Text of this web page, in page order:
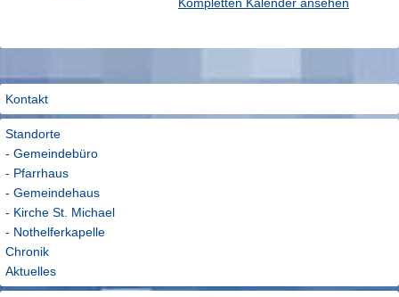
Kompletten Kalender ansehen
Kontakt
Standorte
- Gemeindebüro
- Pfarrhaus
- Gemeindehaus
- Kirche St. Michael
- Nothelferkapelle
Chronik
Aktuelles